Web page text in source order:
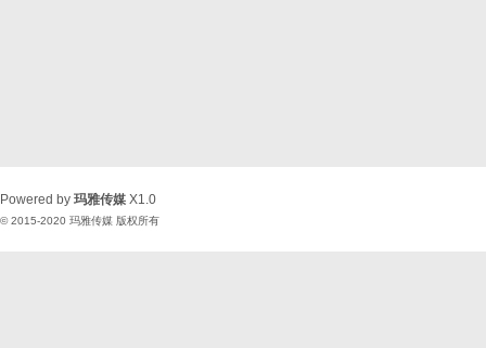
Powered by 玛雅传媒 X1.0
© 2015-2020 玛雅传媒 版权所有